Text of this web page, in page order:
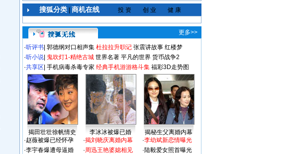
搜狐分类| 商机在线 投 资 创 业 健 康
更多>>
·听评书 郭德纲对口相声集 杜拉拉升职记 张震讲故事 红楼梦
·听小说 鬼吹灯1-精绝古城 世界名著 平凡的世界 货币战争2
·共享区 手机病毒杀毒专家 经典手机游游格斗集 福彩3D走势图
揭田壮壮徐帆情史 李冰冰被爆已婚
揭秘生父离婚内幕
·赵薇被爆已经怀孕
·李宇春爆遭母逼婚
·揭刘晓庆离婚内幕
·周迅王艳婆媳相见
·李幼斌新恋情曝光
·陆毅爱女照首曝光